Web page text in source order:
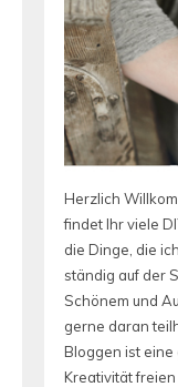
Herzlich
findet Ihr viele
die Dinge, die
ständig auf der
Schönem und
gerne daran
Bloggen ist
Kreativität freien